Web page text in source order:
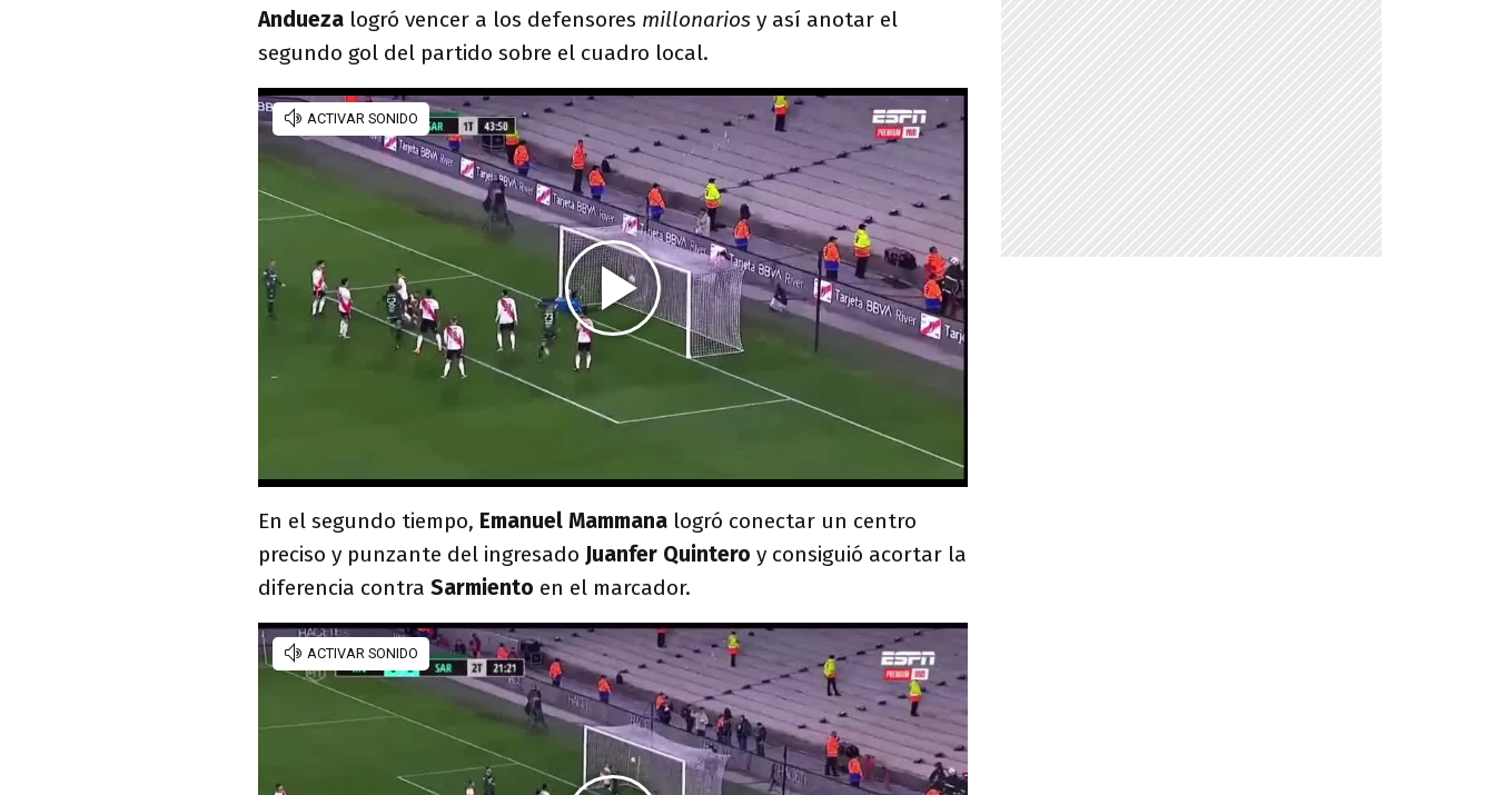
Andueza logró vencer a los defensores millonarios y así anotar el
segundo gol del partido sobre el cuadro local.
En el segundo tiempo, Emanuel Mammana logró conectar un centro
preciso y punzante del ingresado Juanfer Quintero y consiguió acortar la
diferencia contra Sarmiento en el marcador.